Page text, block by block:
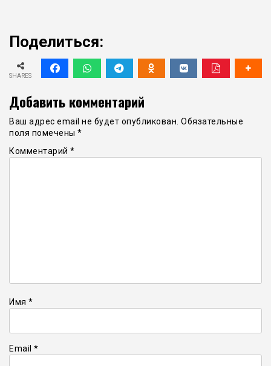
Поделиться:
SHARES
Добавить комментарий
Ваш адрес email не будет опубликован. Обязательные
поля помечены *
Комментарий *
Имя *
Email *